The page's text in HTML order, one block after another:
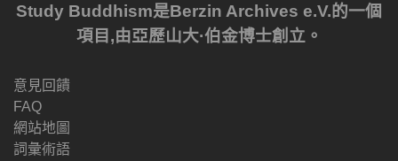
Study Buddhism是Berzin Archives e.V.的一個
項目,由亞歷山大·伯金博士創立。
意見回饋
FAQ
網站地圖
詞彙術語